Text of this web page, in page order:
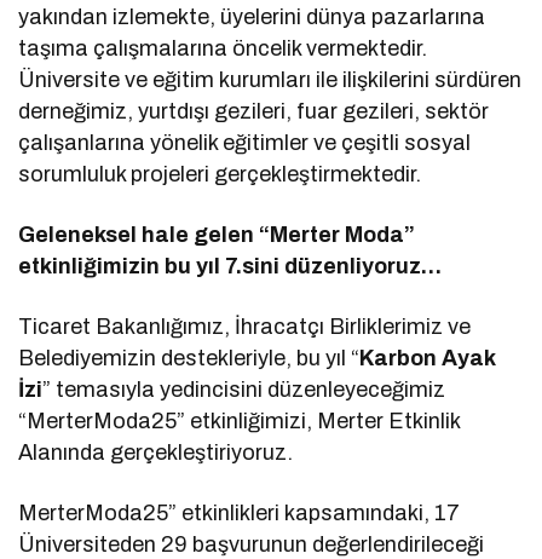
yakından izlemekte, üyelerini dünya pazarlarına
taşıma çalışmalarına öncelik vermektedir.
Üniversite ve eğitim kurumları ile ilişkilerini sürdüren
derneğimiz, yurtdışı gezileri, fuar gezileri, sektör
çalışanlarına yönelik eğitimler ve çeşitli sosyal
sorumluluk projeleri gerçekleştirmektedir.
Geleneksel hale gelen “Merter Moda”
etkinliğimizin bu yıl 7.sini düzenliyoruz…
Ticaret Bakanlığımız, İhracatçı Birliklerimiz ve
Belediyemizin destekleriyle, bu yıl “ Karbon Ayak
İzi” temasıyla yedincisini düzenleyeceğimiz
“MerterModa25” etkinliğimizi, Merter Etkinlik
Alanında gerçekleştiriyoruz.
MerterModa25” etkinlikleri kapsamındaki, 17
Üniversiteden 29 başvurunun değerlendirileceği